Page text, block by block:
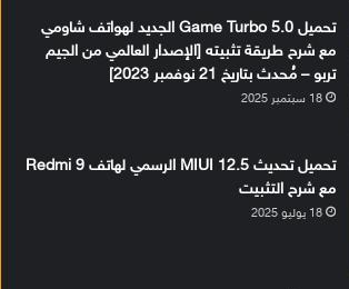
تحميل Game Turbo 5.0 الجديد لهواتف شاومي
مع شرح طريقة تثبيته [الإصدار العالمي من الجيم
تربو – مُحدث بتاريخ 21 نوفمبر 2023]
18 سبتمبر 2025
تحميل تحديث MIUI 12.5 الرسمي لهاتف Redmi 9
مع شرح التثبيت
18 يوليو 2025